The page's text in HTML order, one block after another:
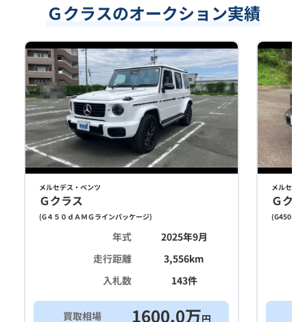
Ｇクラスのオークション実績
メルセデス・ベンツ
Ｇクラス
(G４５０ｄＡＭＧラインパッケージ)
年式
2025年9月
走行距離
3,556km
入札数
143件
買取相場 1600.0万円
メルセデ
Ｇク
(G450D